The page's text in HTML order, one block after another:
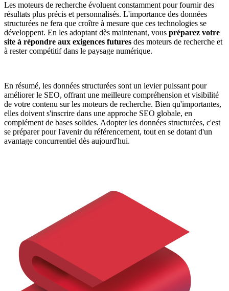
Les moteurs de recherche évoluent constamment pour fournir des
résultats plus précis et personnalisés. L'importance des données
structurées ne fera que croître à mesure que ces technologies se
développent. En les adoptant dès maintenant, vous préparez votre
site à répondre aux exigences futures des moteurs de recherche et
à rester compétitif dans le paysage numérique.
En résumé, les données structurées sont un levier puissant pour
améliorer le SEO, offrant une meilleure compréhension et visibilité
de votre contenu sur les moteurs de recherche. Bien qu'importantes,
elles doivent s'inscrire dans une approche SEO globale, en
complément de bases solides. Adopter les données structurées, c'est
se préparer pour l'avenir du référencement, tout en se dotant d'un
avantage concurrentiel dès aujourd'hui.